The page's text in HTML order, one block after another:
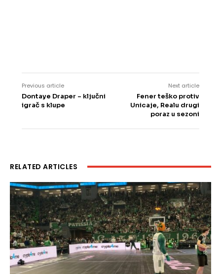
Previous article
Dontaye Draper – ključni
igrač s klupe
Next article
Fener teško protiv
Unicaje, Realu drugi
poraz u sezoni
RELATED ARTICLES